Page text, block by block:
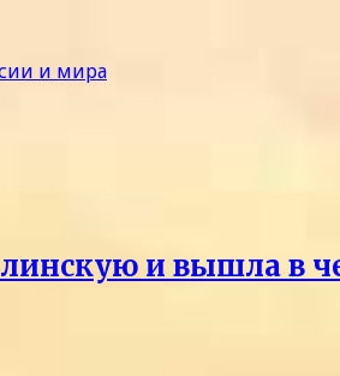
и вышла в